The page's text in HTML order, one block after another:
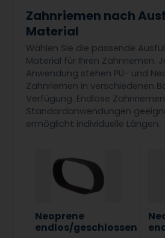
Zahnriemen nach
Material
Wählen Sie die passende
Material für Ihren Zahnriemen.
Anwendung stehen PU- und
Zahnriemen in verschiedenen
Verfügung. Endlose
Standardanwendungen
ermöglicht individuelle Längen.
Neoprene
endlos/geschlossen